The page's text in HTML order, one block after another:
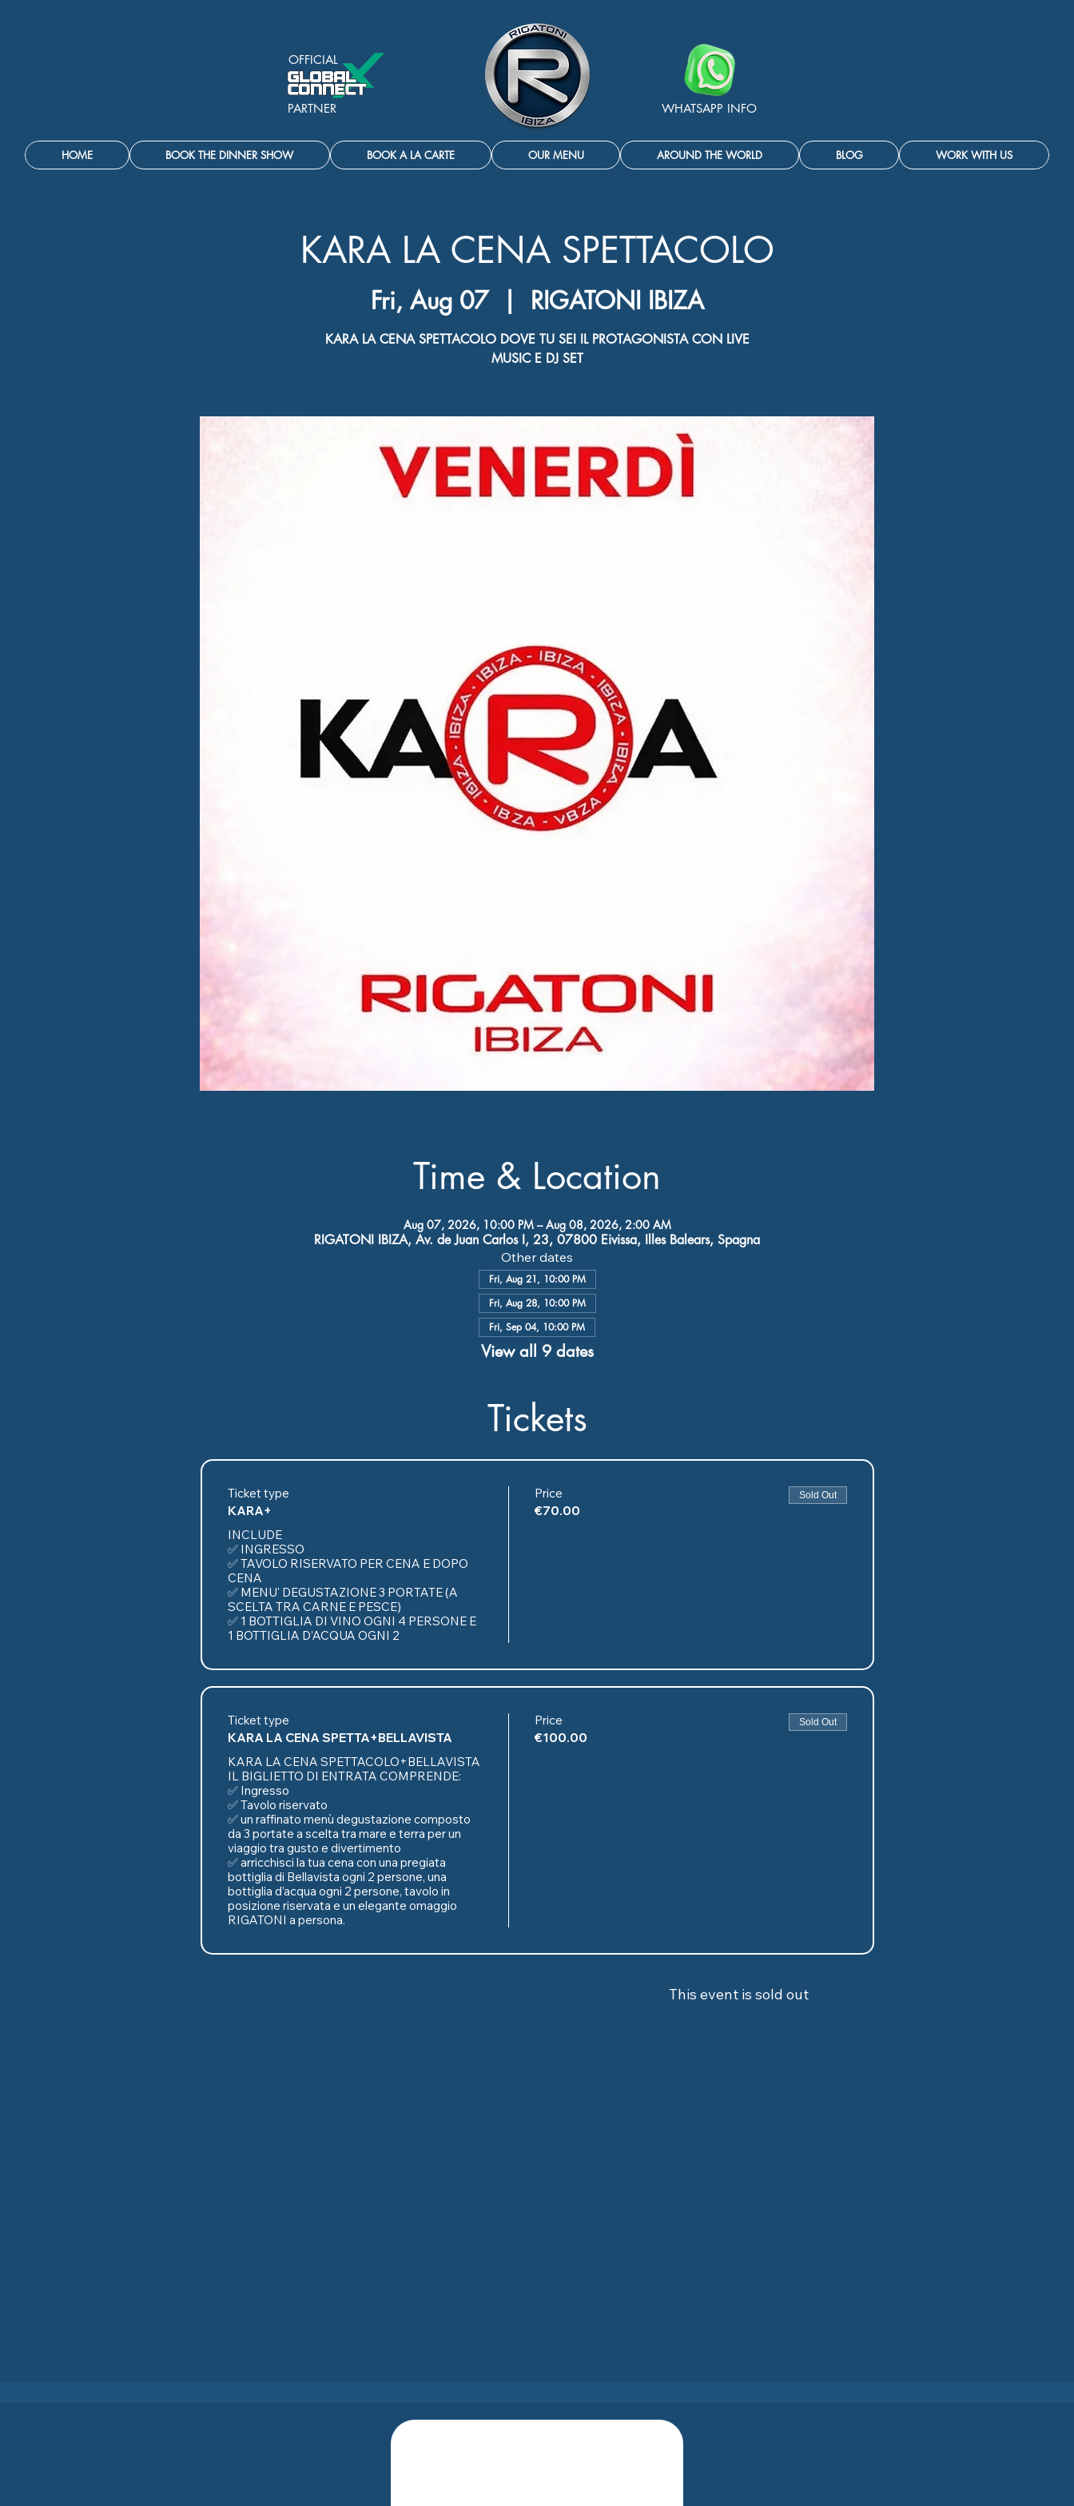
OFFICIAL
PARTNER WHATSAPP INFO
HOME BOOK THE DINNER SHOW BOOK A LA CARTE OUR MENU AROUND THE WORLD BLOG WORK WITH US
KARA LA CENA SPETTACOLO
Fri, Aug 07
  |
RIGATONI IBIZA
KARA LA CENA SPETTACOLO DOVE TU SEI IL PROTAGONISTA CON LIVE
MUSIC E DJ SET
Time & Location
Aug 07, 2026, 10:00 PM – Aug 08, 2026, 2:00 AM
RIGATONI IBIZA, Av. de Juan Carlos I, 23, 07800 Eivissa, Illes Balears, Spagna
Other dates
Fri, Aug 21, 10:00 PM
Fri, Aug 28, 10:00 PM
Fri, Sep 04, 10:00 PM
View all 9 dates
Tickets
Ticket type
KARA+
INCLUDE
✅ INGRESSO
✅ TAVOLO RISERVATO PER CENA E DOPO
CENA
✅ MENU' DEGUSTAZIONE 3 PORTATE (A
SCELTA TRA CARNE E PESCE)
✅ 1 BOTTIGLIA DI VINO OGNI 4 PERSONE E
1 BOTTIGLIA D’ACQUA OGNI 2
Price
€70.00
Sold Out
Ticket type
KARA LA CENA SPETTA+BELLAVISTA
KARA LA CENA SPETTACOLO+BELLAVISTA
IL BIGLIETTO DI ENTRATA COMPRENDE:
✅ Ingresso
✅ Tavolo riservato
✅ un raffinato menù degustazione composto
da 3 portate a scelta tra mare e terra per un
viaggio tra gusto e divertimento
✅ arricchisci la tua cena con una pregiata
bottiglia di Bellavista ogni 2 persone, una
bottiglia d’acqua ogni 2 persone, tavolo in
posizione riservata e un elegante omaggio
Price
€100.00
Sold Out
This event is sold out